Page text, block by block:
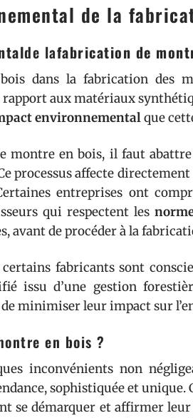
de la
de lafabrication de
dans la fabrication des
rapport aux matériaux
environnementalque
montre en bois, il faut
processus affecte
entreprises ont
qui respectent les
avant de procéder à la
fabricants sont
issu d’une gestion
minimiser leur impact sur
en bois ?
inconvénients non
sophistiquée et unique.
se démarquer et affirmer